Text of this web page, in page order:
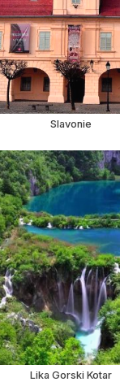
Slavonie
Lika Gorski Kotar